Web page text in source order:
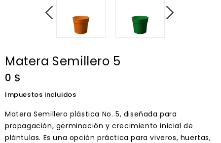
Matera Semillero 5
0 $
Impuestos incluidos
Matera Semillero plástica No. 5, diseñada para
propagación, germinación y crecimiento inicial de
plántulas. Es una opción práctica para viveros, huertas,